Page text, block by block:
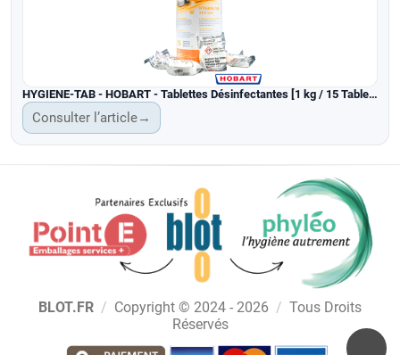
HYGIENE-TAB - HOBART - Tablettes Désinfectantes [1 kg / 15 Tablettes]
Consulter l’article→
BLOT.FR / Copyright © 2024 - 2026 / Tous Droits
Réservés